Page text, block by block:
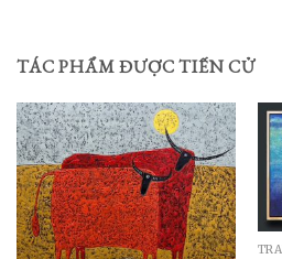
TÁC PHẨM ĐƯỢC TIẾN CỬ